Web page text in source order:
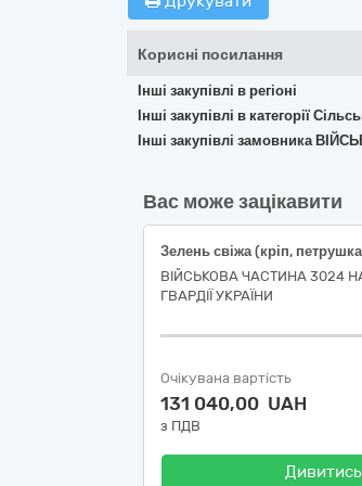
Корисні посилання
Інші закупівлі в регіоні
Інші закупівлі в категорії
Інші закупівлі замовника
Вас може зацікавити
Зелень свіжа (кріп,
ВІЙСЬКОВА ЧАСТИНА 3024
ГВАРДІЇ УКРАЇНИ
Очікувана вартість
131 040,00 UAH
з ПДВ
Дивитись